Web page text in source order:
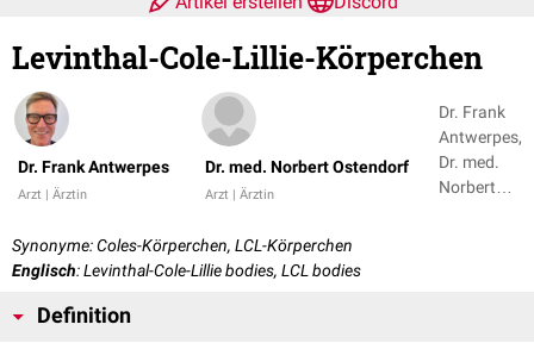
Levinthal-Cole-Lillie-Körperchen
Dr. Frank Antwerpes
Arzt | Ärztin
Dr. med. Norbert Ostendorf
Arzt | Ärztin
Dr. Frank
Antwerpes,
Dr. med.
Norbert
Synonyme: Coles-Körperchen, LCL-Körperchen
Englisch: Levinthal-Cole-Lillie bodies, LCL bodies
Definition